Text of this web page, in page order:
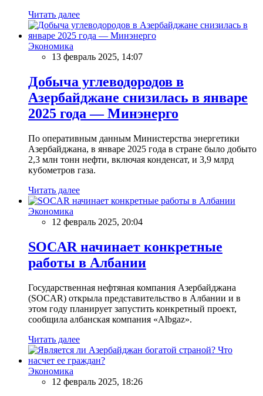
Читать далее
Экономика
13 февраль 2025, 14:07
Добыча углеводородов в
Азербайджане снизилась в январе
2025 года — Минэнерго
По оперативным данным Министерства энергетики
Азербайджана, в январе 2025 года в стране было добыто
2,3 млн тонн нефти, включая конденсат, и 3,9 млрд
кубометров газа.
Читать далее
Экономика
12 февраль 2025, 20:04
SOCAR начинает конкретные
работы в Албании
Государственная нефтяная компания Азербайджана
(SOCAR) открыла представительство в Албании и в
этом году планирует запустить конкретный проект,
сообщила албанская компания «Albgaz».
Читать далее
Экономика
12 февраль 2025, 18:26